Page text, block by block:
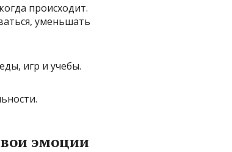
происходит.
уменьшать
игр и учебы.
эмоции